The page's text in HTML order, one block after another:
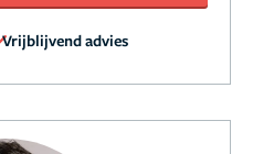
Vrijblijvend advies